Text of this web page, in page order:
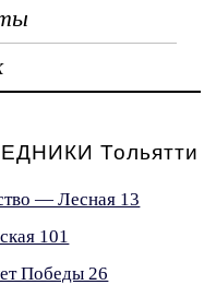
Тольятти
— Лесная 13
101
Победы 26